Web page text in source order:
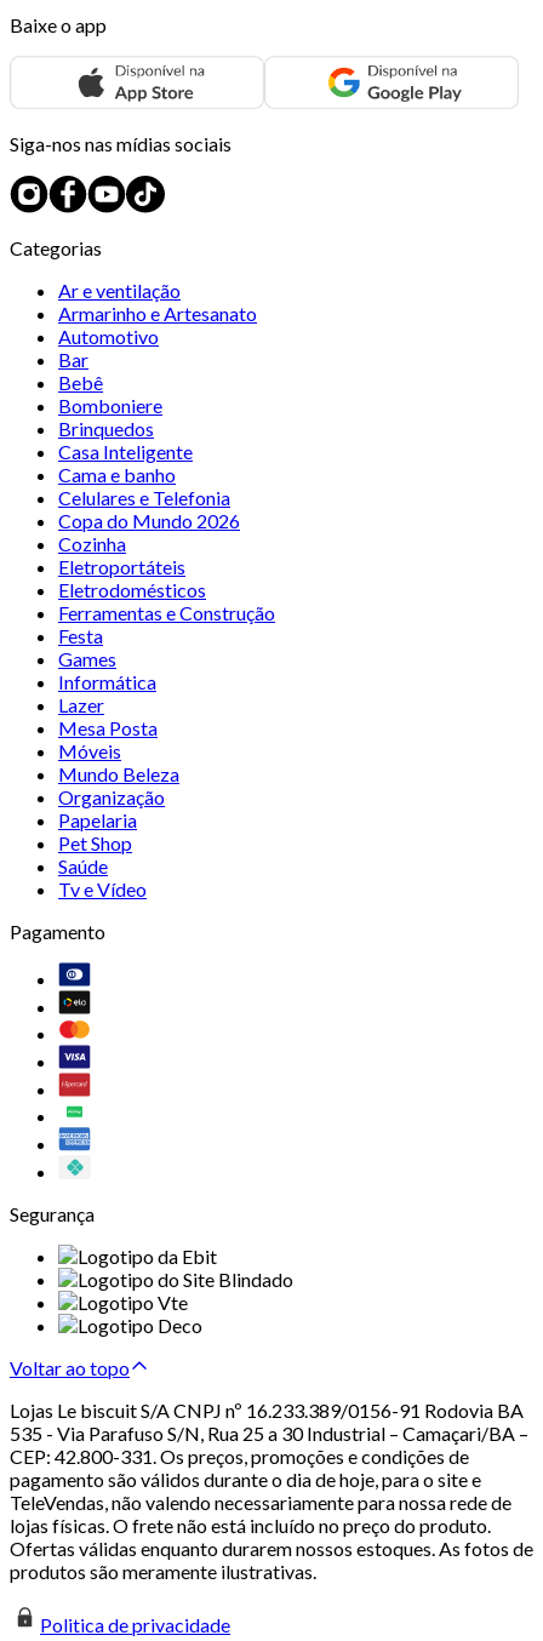
Baixe o app
Siga-nos nas mídias sociais
Categorias
Ar e ventilação
Armarinho e Artesanato
Automotivo
Bar
Bebê
Bomboniere
Brinquedos
Casa Inteligente
Cama e banho
Celulares e Telefonia
Copa do Mundo 2026
Cozinha
Eletroportáteis
Eletrodomésticos
Ferramentas e Construção
Festa
Games
Informática
Lazer
Mesa Posta
Móveis
Mundo Beleza
Organização
Papelaria
Pet Shop
Saúde
Tv e Vídeo
Pagamento
Segurança
Voltar ao topo
Lojas Le biscuit S/A CNPJ nº 16.233.389/0156-91 Rodovia BA
535 - Via Parafuso S/N, Rua 25 a 30 Industrial – Camaçari/BA –
CEP: 42.800-331. Os preços, promoções e condições de
pagamento são válidos durante o dia de hoje, para o site e
TeleVendas, não valendo necessariamente para nossa rede de
lojas físicas. O frete não está incluído no preço do produto.
Ofertas válidas enquanto durarem nossos estoques. As fotos de
produtos são meramente ilustrativas.
Politica de privacidade